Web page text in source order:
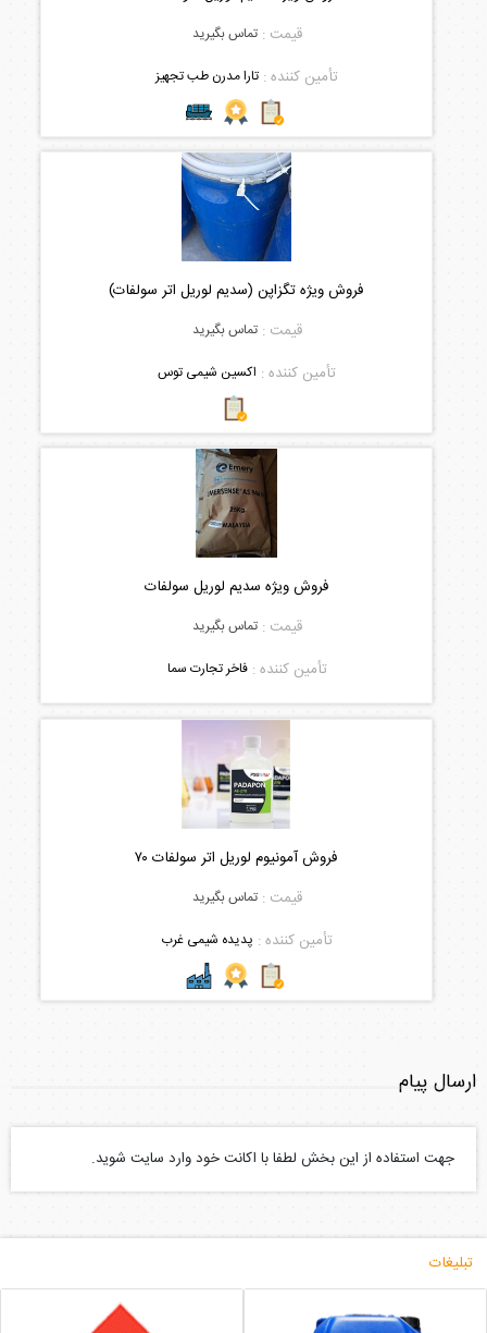
قیمت :تماس بگیرید
تأمین کننده : تارا مدرن طب تجهیز
فروش ویژه تگزاپن (سدیم لوریل اتر سولفات)
قیمت :تماس بگیرید
تأمین کننده : اکسین شیمی توس
فروش ویژه سدیم لوریل سولفات
قیمت :تماس بگیرید
تأمین کننده : فاخر تجارت سما
فروش آمونیوم لوریل اتر سولفات ۷۰
قیمت :تماس بگیرید
تأمین کننده : پدیده شیمی غرب
ارسال پیام
جهت استفاده از این بخش لطفا با اکانت خود وارد سایت شوید.
تبلیغات